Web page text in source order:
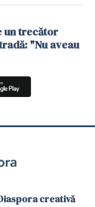
un trecător
"Nu aveau
creativă